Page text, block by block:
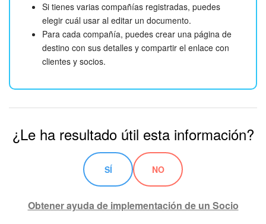
Si tienes varias compañías registradas, puedes
elegir cuál usar al editar un documento.
Para cada compañía, puedes crear una página de
destino con sus detalles y compartir el enlace con
clientes y socios.
¿Le ha resultado útil esta información?
SÍ NO
Obtener ayuda de implementación de un Socio